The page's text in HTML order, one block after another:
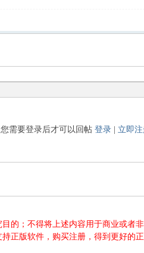
您需要登录后才可以回帖 登录| 立即
的；不得将上述内容用于商业或
正版软件，购买注册，得到更好的